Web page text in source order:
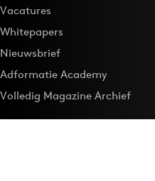
Vacatures
Whitepapers
Nieuwsbrief
Adformatie Academy
Volledig Magazine Archief